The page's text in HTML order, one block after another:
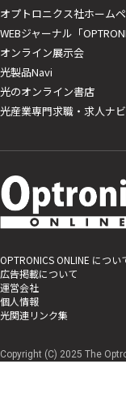
オプトロニクス社ホーム
WEBジャーナル「
オンライン展示会
光製品Navi
光のオンライン書店
光産業専門求職・求人ナ
OPTRONICS ONLINE につい
広告掲載について
運営会社
個人情報
光関連リンク集
Copyright (C) 2025 The